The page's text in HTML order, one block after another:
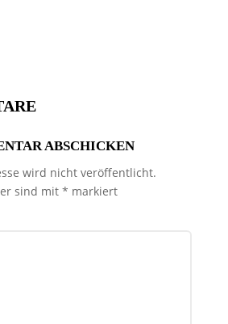
ABSCHICKEN
wird nicht veröffentlicht.
sind mit * markiert